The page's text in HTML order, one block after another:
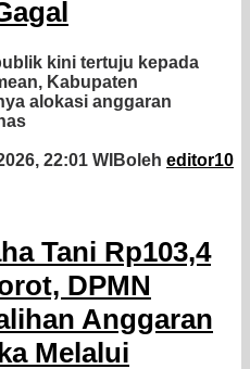
kini tertuju kepada
Kabupaten
alokasi anggaran
22:01 WIBoleh editor10
Tani Rp103,4
DPMN
Anggaran
Melalui